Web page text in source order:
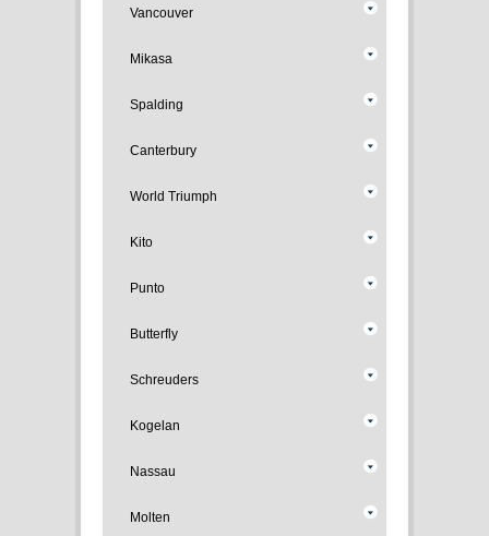
Vancouver
Mikasa
Spalding
Canterbury
World Triumph
Kito
Punto
Butterfly
Schreuders
Kogelan
Nassau
Molten